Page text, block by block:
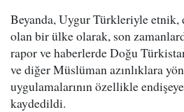
Beyanda, Uygur Türkleriyle etnik,
olan bir ülke olarak, son
rapor ve haberlerde Doğu
ve diğer Müslüman azınlıklara
uygulamalarının özellikle
kaydedildi.